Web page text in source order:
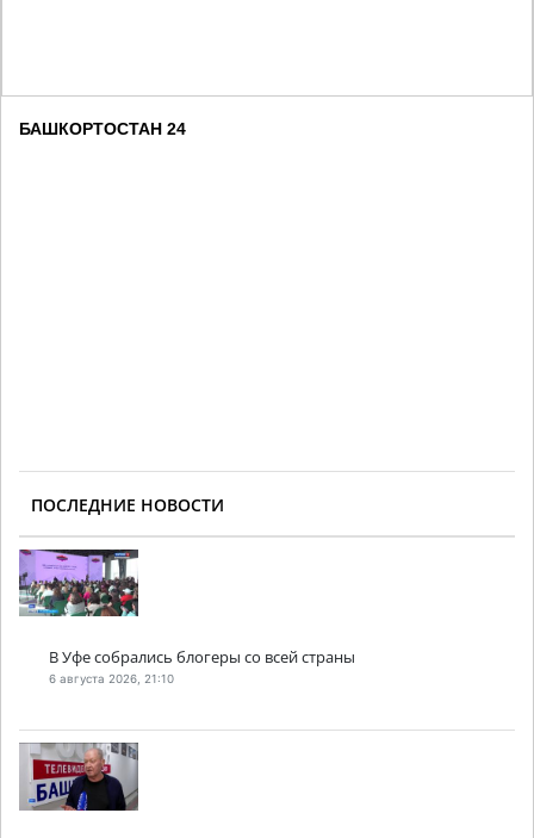
БАШКОРТОСТАН 24
ПОСЛЕДНИЕ НОВОСТИ
В Уфе собрались блогеры со всей страны
6 августа 2026, 21:10